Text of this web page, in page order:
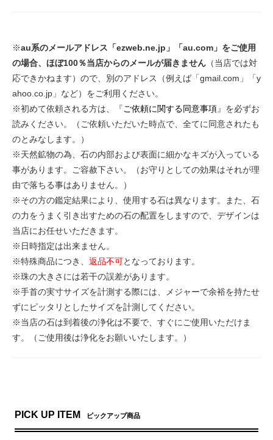
※au系のメールアドレス「ezweb.ne.jp」「au.com」をご使用
の場合、ほぼ100％当店からのメールが届きません （当店では対
応できかねます）ので、別のアドレス（例えば「gmail.com」「y
ahoo.co.jp」など）をご利用ください。
※初めて依頼される方は、『ご依頼に関する同意事項』を必ずお
読みください。（ご依頼いただいた時点で、全てに同意されたも
のとみなします。）
※天然鉱物の為、石の内部および表面に細かなキズが入っている
事があります。ご容赦下さい。（お守りとしての効果はそれが理
由で落ちる事はありません。）
※その方の鑑定結果により、使用する石は異なります。また、石
の力をうまく引き出すための石の配置をしますので、デザインは
当店にお任せいただきます。
※日時指定は出来ません。
※特殊商品につき、 返品不可となっております。
※珠の大きさには若干の誤差があります。
※手首の実寸サイズを計測する際には、メジャーで余裕を持たせ
ずにピッタリとしたサイズを計測してください。
※当店の石は到着後の浄化は不要で、すぐにご使用いただけま
す。（ご使用後は浄化をお願いいたします。）
PICK UP ITEM ピックアップ商品